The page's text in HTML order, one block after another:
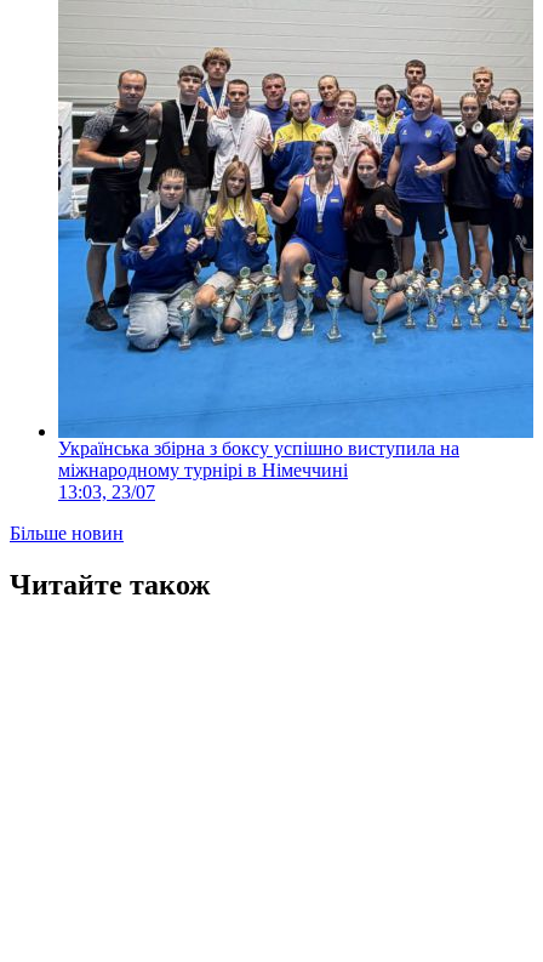
Українська збірна з боксу успішно виступила на
міжнародному турнірі в Німеччині
13:03, 23/07
Більше новин
Читайте також